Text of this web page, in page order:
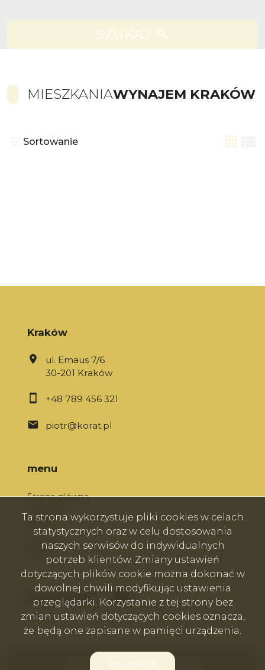
SZUKAJ
MIESZKANIAWYNAJEM KRAKÓW
Sortowanie
tabela
Kraków
ul. Emaus 7/6
30-201 Kraków
+48 789 456 321
piotr@korat.pl
menu
Strona główna
Kontakt
social media Facebook
Facebook
Firma Korat Nieruchomości © 2026
Ta strona wykorzystuje pliki cookies w celach
statystycznych oraz w celu dostosowania
naszych serwisów do indywidualnych
potrzeb klientów. Zmiany ustawień
dotyczących plików cookie można dokonać w
dowolnej chwili modyfikując ustawienia
przeglądarki. Korzystanie z tej strony bez
zmian ustawień dotyczących cookies oznacza,
że będą one zapisane w pamięci urządzenia.
Rozumiem